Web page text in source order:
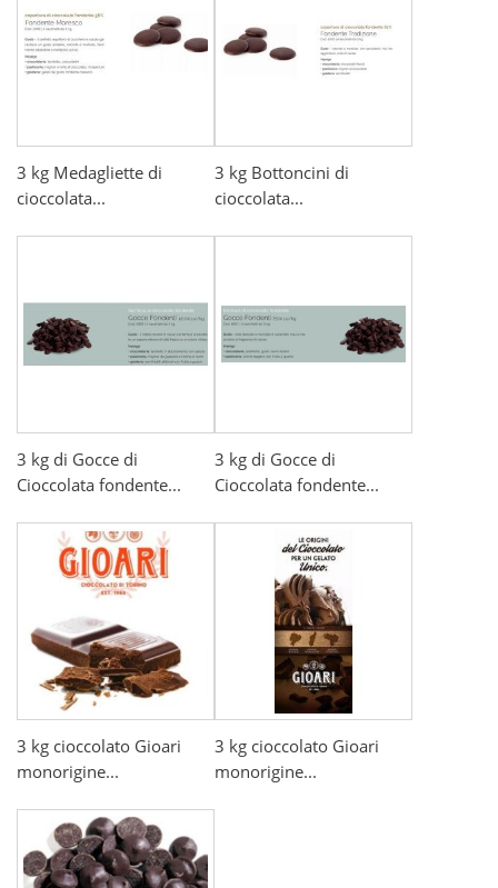
3 kg Medagliette di
cioccolata...
3 kg Bottoncini di
cioccolata...
3 kg di Gocce di
Cioccolata fondente...
3 kg di Gocce di
Cioccolata fondente...
3 kg cioccolato Gioari
monorigine...
3 kg cioccolato Gioari
monorigine...